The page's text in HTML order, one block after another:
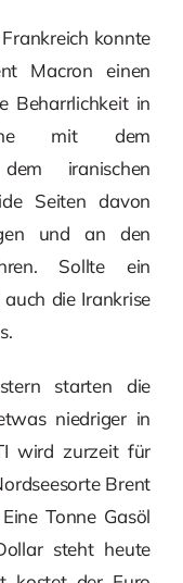
konnte
Macron einen
Beharrlichkeit in
mit dem
iranischen
Seiten davon
und an den
Sollte ein
die Irankrise
starten die
niedriger in
wird zurzeit für
Brent
Tonne Gasöl
steht heute